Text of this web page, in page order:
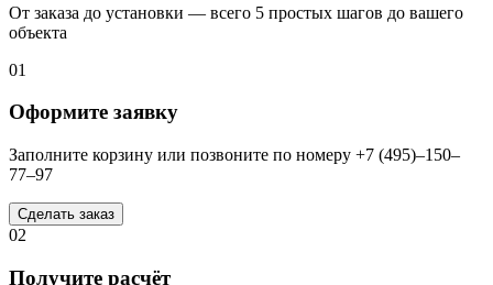
От заказа до установки — всего 5 простых шагов до вашего
объекта
01
Оформите заявку
Заполните корзину или позвоните по номеру +7 (495)–150–
77–97
Сделать заказ
02
Получите расчёт